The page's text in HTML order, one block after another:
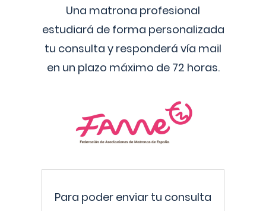
Una matrona profesional
estudiará de forma personalizada
tu consulta y responderá vía mail
en un plazo máximo de 72 horas.
Para poder enviar tu consulta